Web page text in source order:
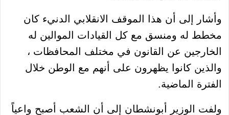
وأشار إلى أن هذا الموقف الانقلابي الدنيء كان
مخطط له ومنسق مع كل القيادات الموالين له
الخارجين عن القانون في مختلف المحافظات ،
والذين كانوا يظهرون على أنهم مع الوطن خلال
الفترة الماضية.
ولفت الوزير أبونشطان إلى أن الشعب أصبح واعياً